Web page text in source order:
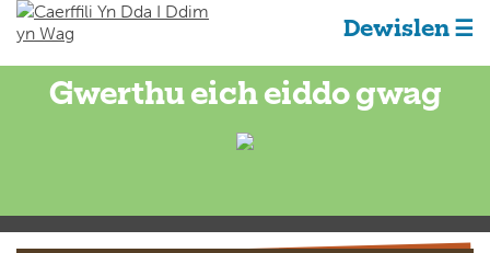
Dewislen ☰
Gwerthu eich eiddo gwag